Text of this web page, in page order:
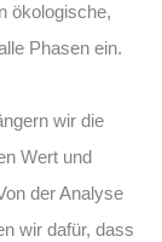
ökologische,
Phasen ein.
wir die
Wert und
der Analyse
wir dafür, dass